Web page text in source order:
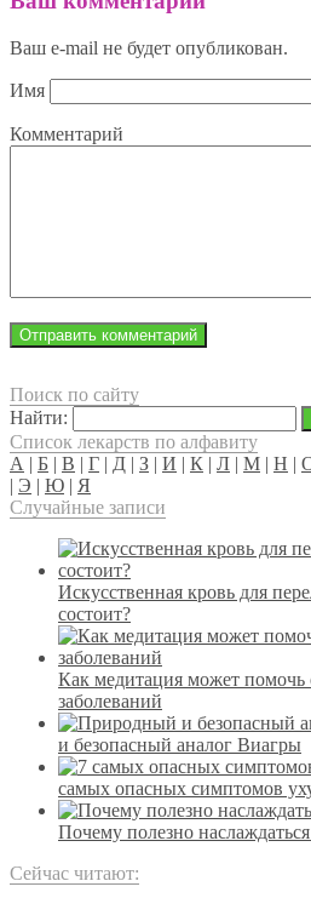
Ваш e-mail не будет опубликован.
Имя
Комментарий
Поиск по сайту
Найти:
Список лекарств по алфавиту
А | Б | В | Г | Д | З | И | К | Л | М | Н |
| Э | Ю | Я
Случайные записи
Искусственная кровь для
состоит?
Как медитация может помочь
заболеваний
и безопасный аналог Виагры
самых опасных симптомов
Почему полезно наслаждаться
Сейчас читают: